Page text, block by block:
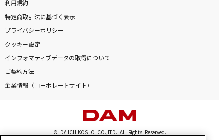
利用規約
特定商取引法に基づく表示
プライバシーポリシー
クッキー設定
インフォマティブデータの取得について
ご契約方法
企業情報（コーポレートサイト）
© DAIICHIKOSHO CO.,LTD. All Rights Reserved.